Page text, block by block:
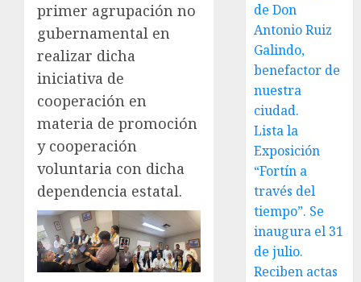
primer agrupación no
gubernamental en
realizar dicha
iniciativa de
cooperación en
materia de promoción
y cooperación
voluntaria con dicha
dependencia estatal.
de Don
Antonio Ruiz
Galindo,
benefactor de
nuestra
ciudad.
Lista la
Exposición
“Fortín a
través del
tiempo”. Se
inaugura el 31
de julio.
Reciben actas